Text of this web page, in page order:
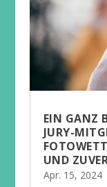
EIN GANZ
JURY-
UND
Apr. 15, 2024